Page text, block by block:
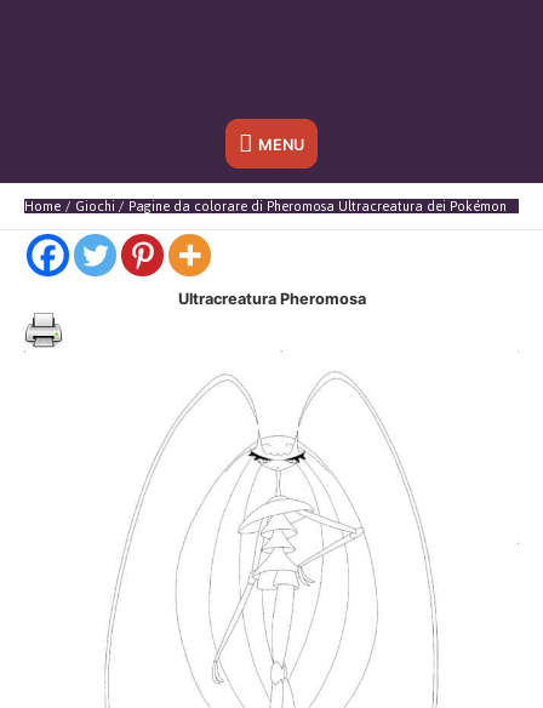
Sotto
l'header
MENU
Home Giochi Pagine da colorare di Pheromosa Ultracreatura dei Pokémon
Ultracreatura Pheromosa